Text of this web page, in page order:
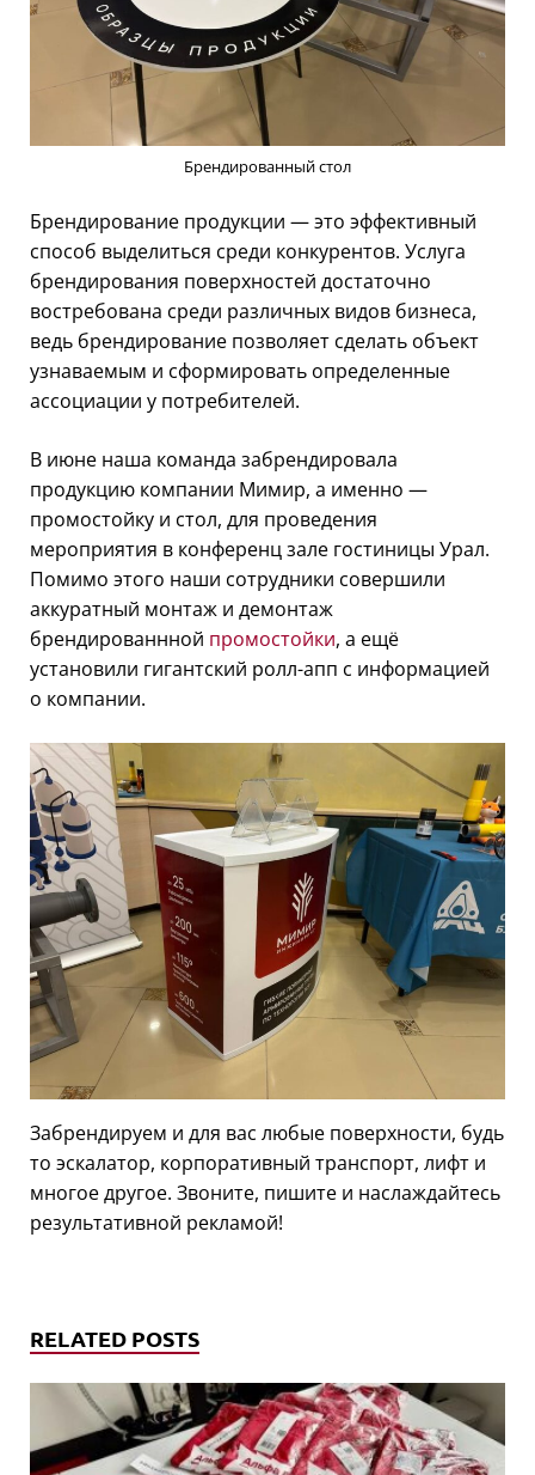
Брендированный стол
Брендирование продукции — это эффективный
способ выделиться среди конкурентов. Услуга
брендирования поверхностей достаточно
востребована среди различных видов бизнеса,
ведь брендирование позволяет сделать объект
узнаваемым и сформировать определенные
ассоциации у потребителей.
В июне наша команда забрендировала
продукцию компании Мимир, а именно —
промостойку и стол, для проведения
мероприятия в конференц зале гостиницы Урал.
Помимо этого наши сотрудники совершили
аккуратный монтаж и демонтаж
брендированнной промостойки, а ещё
установили гигантский ролл-апп с информацией
о компании.
Забрендируем и для вас любые поверхности, будь
то эскалатор, корпоративный транспорт, лифт и
многое другое. Звоните, пишите и наслаждайтесь
результативной рекламой!
RELATED POSTS